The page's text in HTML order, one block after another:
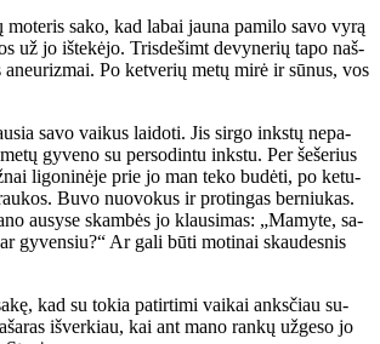
sa­ko, kad la­bai jau­na pa­mi­lo sa­vo vy­rą
už jo iš­te­kė­jo. Tris­de­šimt de­vy­ne­rių ta­po naš­
Po ket­ve­rių me­tų mi­rė ir sū­nus, vos
sa­vo vai­kus lai­do­ti. Jis sir­go inks­tų ne­pa­
gy­ve­no su per­so­din­tu inks­tu. Per še­še­rius
li­go­ni­nė­je prie jo man te­ko bu­dė­ti, po ke­tu­
Bu­vo nuo­vo­kus ir pro­tin­gas ber­niu­kas.
au­sy­se skam­bės jo klau­si­mas: „Ma­my­te, sa­
gy­ven­siu?“ Ar ga­li bū­ti mo­ti­nai skau­des­nis
kad su to­kia pa­tir­ti­mi vai­kai anks­čiau su­
iš­ver­kiau, kai ant ma­no ran­kų už­ge­so jo